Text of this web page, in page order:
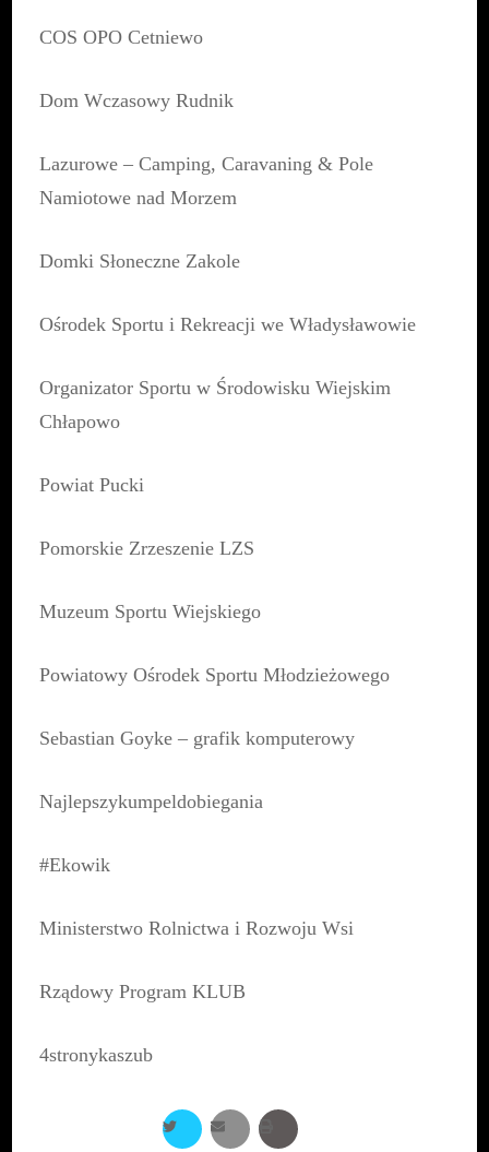
COS OPO Cetniewo
Dom Wczasowy Rudnik
Lazurowe – Camping, Caravaning & Pole
Namiotowe nad Morzem
Domki Słoneczne Zakole
Ośrodek Sportu i Rekreacji we Władysławowie
Organizator Sportu w Środowisku Wiejskim
Chłapowo
Powiat Pucki
Pomorskie Zrzeszenie LZS
Muzeum Sportu Wiejskiego
Powiatowy Ośrodek Sportu Młodzieżowego
Sebastian Goyke – grafik komputerowy
Najlepszykumpeldobiegania
#Ekowik
Ministerstwo Rolnictwa i Rozwoju Wsi
Rządowy Program KLUB
4stronykaszub